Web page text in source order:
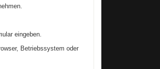
eingeben.
Betriebssystem oder